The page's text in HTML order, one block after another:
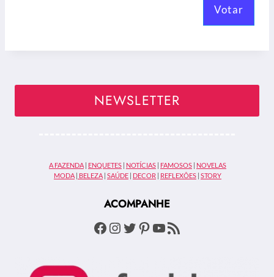
Votar
NEWSLETTER
A FAZENDA | ENQUETES | NOTÍCIAS | FAMOSOS | NOVELAS
MODA | BELEZA | SAÚDE | DECOR | REFLEXÕES | STORY
ACOMPANHE
Facebook
Instagram
Twitter
Pinterest
Youtube
Feed RSS